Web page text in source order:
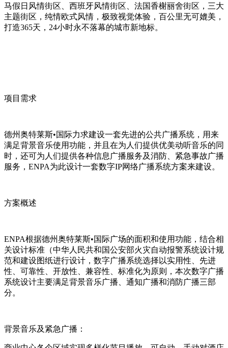
马假日风情街区、西班牙风情街区、法国香榭丽舍街区，三大
主题街区，纯情欧式风情，极致视觉体验，百公里无可媲美，
打造365天，24小时永不落幕的城市新地标。
项目需求
德州奥特莱斯•国际力求建设一套先进的公共广播系统，用来
满足背景音乐使用功能，并且在为人们提供优美动听音乐的同
时，还可为人们提供各种信息广播服务及消防、紧急事故广播
服务，ENPA为此设计一套数字IP网络广播系统方案来建设。
方案概述
ENPA根据德州奥特莱斯•国际广场的面积和使用功能，结合相
关设计标准（中华人民共和国公安部火灾自动报警系统设计规
范和建设图纸进行设计，数字广播系统选择以实用性、先进
性、可靠性、开放性、兼容性、标准化为原则，本次数字广播
系统设计主要满足背景音乐广播、通知广播和消防广播三部
分。
背景音乐及紧急广播：